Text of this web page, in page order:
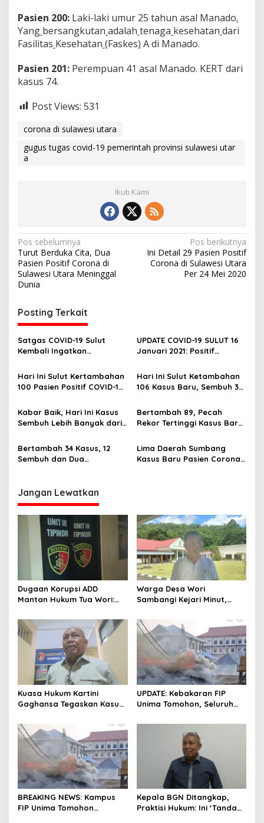
e
2
3
e
Pasien 200: Laki-laki umur 25 tahun asal Manado.
Yang bersangkutan adalah tenaga kesehatan dari
Fasilitas Kesehatan (Faskes) A di Manado.
Pasien 201: Perempuan 41 asal Manado. KERT dari
kasus 74.
Post Views: 531
corona di sulawesi utara
gugus tugas covid-19 pemerintah provinsi sulawesi utar
a
Ikuti Kami
N
a
v
g
a
s
p
o
s
Pos sebelumnya
Turut Berduka Cita, Dua
Pasien Positif Corona di
Sulawesi Utara Meninggal
Dunia
Pos berikutnya
Ini Detail 29 Pasien Positif
Corona di Sulawesi Utara
Per 24 Mei 2020
Posting Terkait
Satgas COVID-19 Sulut
Kembali Ingatkan
Kasus Corona Kembali
Pecah Rekor
UPDATE COVID-19 SULUT 16
Januari 2021: Positif
Meninggal 6
Hari Ini Sulut Kertambahan
100 Pasien Positif COVID-19,
Mitra dan Manado
Hari Ini Sulut Ketambahan
106 Kasus Baru, Sembuh 38,
Kabar Baik, Hari Ini Kasus
Sembuh Lebih Banyak dari
Bertambah 89, Pecah
Rekor Tertinggi Kasus Baru
Berikut Detailnya
Bertambah 34 Kasus, 12
Sembuh dan Dua
Lima Daerah Sumbang
Kasus Baru Pasien Corona,
Jangan Lewatkan
Dugaan Korupsi ADD
Mantan Hukum Tua Wori:
Hasil Audit Inspektorat
Warga Desa Wori
Sambangi Kejari Minut,
Laporan Dugaan Korupsi
Dana Desa
Kuasa Hukum Kartini
Gaghansa Tegaskan Kasus
Buktikan Dua Alat Bukti Sah
UPDATE: Kebakaran FIP
Unima Tomohon, Seluruh
Terbakar
BREAKING NEWS: Kampus
FIP Unima Tomohon
Kepala BGN Ditangkap,
Praktisi Hukum: Ini ‘Tanda